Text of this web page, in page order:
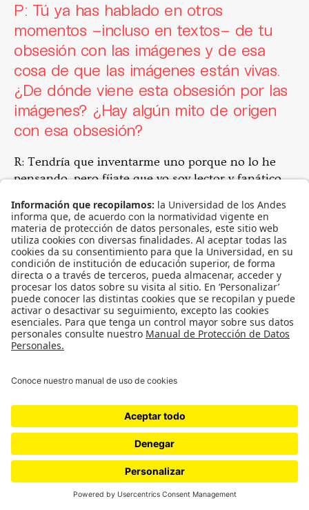
P: Tú ya has hablado en otros
momentos –incluso en textos– de tu
obsesión con las imágenes y de esa
cosa de que las imágenes están vivas.
¿De dónde viene esta obsesión por las
imágenes? ¿Hay algún mito de origen
con esa obsesión?
R: Tendría que inventarme uno porque no lo he
pensando, pero fíjate que yo soy lector y fanático
XlX. Y él hablaba de las variaciones históricas de
las formas de las imágenes –elpathosformel, la
forma sensible–, que son formas históricas sujetas
a transformaciones a lo largo del tiempo. Lo
interesante para él es ir siguiendo esas formas. Y
cuando Warburg estaba pensando en Darwin
estaba pensando la historia de las imágenes como
quien piensa la historia de una especie, de la
morfología de una especie. Ese sería el origen
(en los 90 el mercado se volvió el
único criterio de lectura)
P: Ya…
R: Pero también hay un origen biográfico, que yo lo